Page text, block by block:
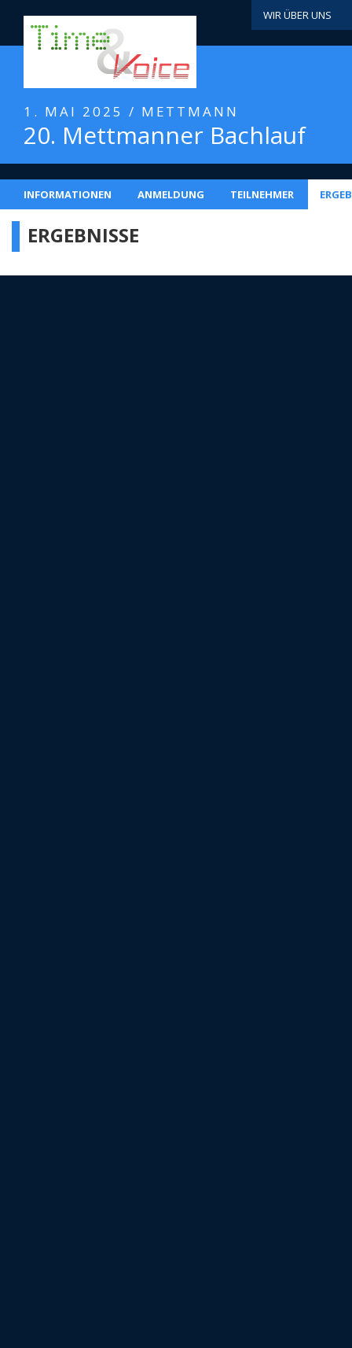
WIR ÜBER UNS
1. MAI 2025 / METTMANN
20. Mettmanner Bachlauf
INFORMATIONEN ANMELDUNG TEILNEHMER
ERGEBNISSE